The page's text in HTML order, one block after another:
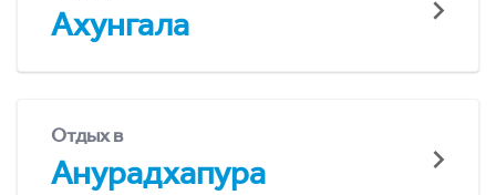
Ахунгала
Отдых в
Анурадхапура